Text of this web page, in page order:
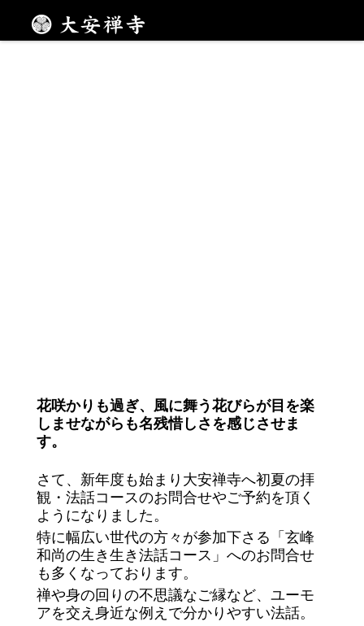
大人気・玄峰和尚の生き生き法話コース
花咲かりも過ぎ、風に舞う花びらが目を楽
しませながらも名残惜しさを感じさせま
す。
さて、新年度も始まり大安禅寺へ初夏の拝
観・法話コースのお問合せやご予約を頂く
ようになりました。
特に幅広い世代の方々が参加下さる「玄峰
和尚の生き生き法話コース」へのお問合せ
も多くなっております。
禅や身の回りの不思議なご縁など、ユーモ
アを交え身近な例えで分かりやすい法話。